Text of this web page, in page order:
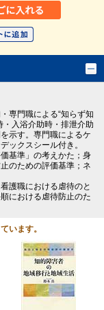
専門職による“知らず知
・入浴介助時・排泄介助
示す。専門職によるケ
ックスシール付き。
基準」の考えかた；身
のための評価基準；ネ
護職における虐待のと
における虐待防止のた
います。